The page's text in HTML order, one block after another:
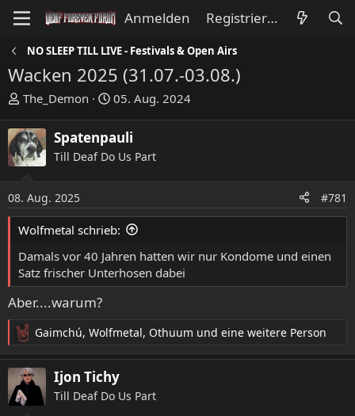
Anmelden Registrieren
NO SLEEP TILL LIVE - Festivals & Open Airs
Wacken 2025 (31.07.-03.08.)
E
s
t
e
l
e
r
The_Demon
E
s
t
e
l
t
a
05. Aug. 2024
Spatenpauli
Till Deaf Do Us Part
08. Aug. 2025 #781
Wolfmetal schrieb:
Damals vor 40 Jahren hatten wir nur Kondome und einen
Satz frischer Unterhosen dabei
Aber....warum?
R
e
a
k
t
Gaimchú, Wolfmetal, Othuum und eine weitere Person
Ijon Tichy
Till Deaf Do Us Part